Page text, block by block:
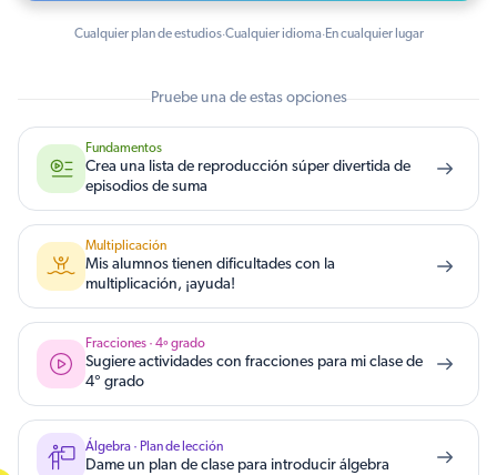
Cualquier plan de estudios·Cualquier idioma·En cualquier lugar
Pruebe una de estas opciones
Fundamentos
Crea una lista de reproducción súper divertida de
episodios de suma
Multiplicación
Mis alumnos tienen dificultades con la
multiplicación, ¡ayuda!
Fracciones · 4º grado
Sugiere actividades con fracciones para mi clase de
4° grado
Álgebra · Plan de lección
Dame un plan de clase para introducir álgebra